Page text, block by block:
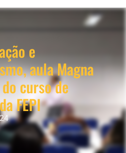
e
aula Magna
curso de
FEPI